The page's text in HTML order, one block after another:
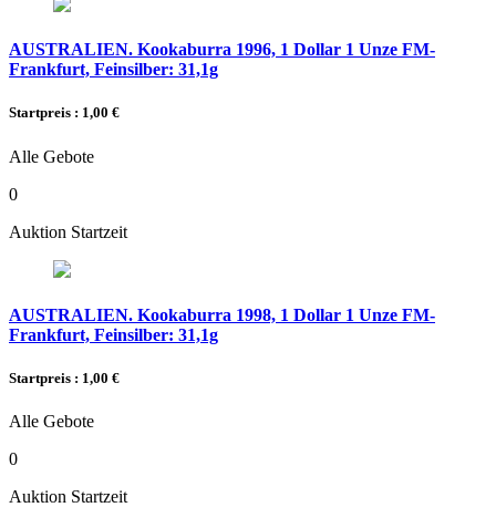
AUSTRALIEN. Kookaburra 1996, 1 Dollar 1 Unze FM-
Frankfurt, Feinsilber: 31,1g
Startpreis : 1,00 €
Alle Gebote
0
Auktion Startzeit
AUSTRALIEN. Kookaburra 1998, 1 Dollar 1 Unze FM-
Frankfurt, Feinsilber: 31,1g
Startpreis : 1,00 €
Alle Gebote
0
Auktion Startzeit